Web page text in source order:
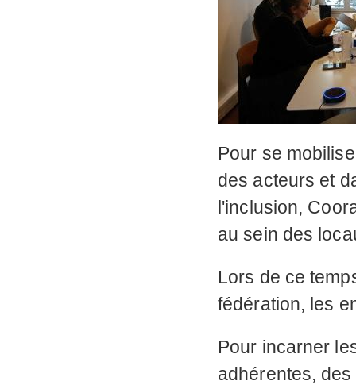
Pour se
des acteurs et
l'inclusion,
au sein des
Lors de ce
fédération, les
Pour incarner
adhérentes,